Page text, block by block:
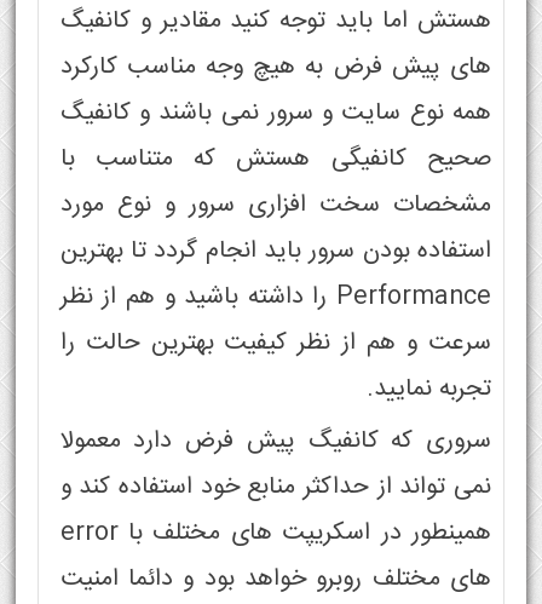
هستش اما باید توجه کنید مقادیر و کانفیگ
های پیش فرض به هیچ وجه مناسب کارکرد
همه نوع سایت و سرور نمی باشند و کانفیگ
صحیح کانفیگی هستش که متناسب با
مشخصات سخت افزاری سرور و نوع مورد
استفاده بودن سرور باید انجام گردد تا بهترین
Performance را داشته باشید و هم از نظر
سرعت و هم از نظر کیفیت بهترین حالت را
تجربه نمایید.
سروری که کانفیگ پیش فرض دارد معمولا
نمی تواند از حداکثر منابع خود استفاده کند و
همینطور در اسکریپت های مختلف با error
های مختلف روبرو خواهد بود و دائما امنیت